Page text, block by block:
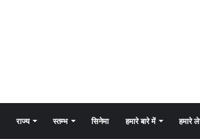
राज्य स्तम्भ सिनेमा हमारे बारे में हमारे